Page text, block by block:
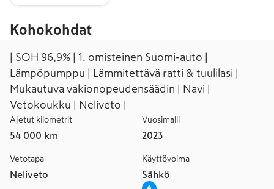
Kohokohdat
| SOH 96,9% | 1. omisteinen Suomi-auto |
Lämpöpumppu | Lämmitettävä ratti & tuulilasi |
Mukautuva vakionopeudensäädin | Navi |
Vetokoukku | Neliveto |
Ajetut kilometrit
54 000 km
Vuosimalli
2023
Vetotapa
Neliveto
Käyttövoima
Sähkö